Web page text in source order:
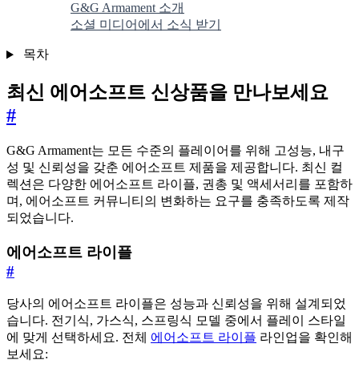
G&G Armament 소개
소셜 미디어에서 소식 받기
목차
최신 에어소프트 신상품을 만나보세요
#
G&G Armament는 모든 수준의 플레이어를 위해 고성능, 내구
성 및 신뢰성을 갖춘 에어소프트 제품을 제공합니다. 최신 컬
렉션은 다양한 에어소프트 라이플, 권총 및 액세서리를 포함하
며, 에어소프트 커뮤니티의 변화하는 요구를 충족하도록 제작
되었습니다.
에어소프트 라이플
#
당사의 에어소프트 라이플은 성능과 신뢰성을 위해 설계되었
습니다. 전기식, 가스식, 스프링식 모델 중에서 플레이 스타일
에 맞게 선택하세요. 전체 에어소프트 라이플 라인업을 확인해
보세요: